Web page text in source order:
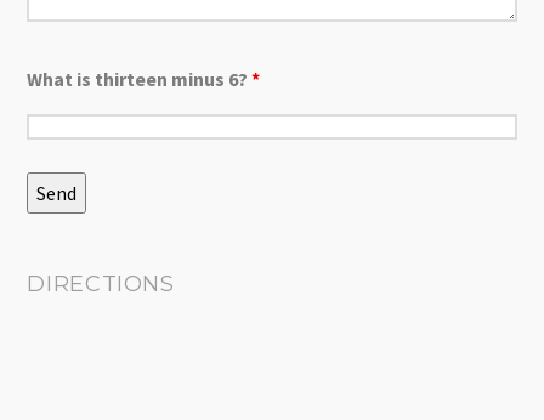
What is thirteen minus 6?*
DIRECTIONS